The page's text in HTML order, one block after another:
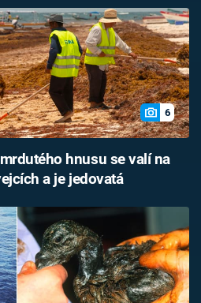
6
hnusu se valí na
a je jedovatá